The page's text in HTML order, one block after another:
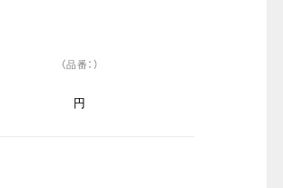
（品番：）
円